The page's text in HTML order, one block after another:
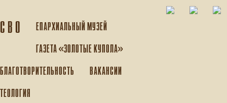
С В О
ЕПАРХИАЛЬНЫЙ МУЗEЙ
ГАЗЕТА «ЗОЛОТЫЕ КУПОЛА»
БЛАГОТВОРИТЕЛЬНОСТЬ
ВАКАНСИИ
ТЕОЛОГИЯ